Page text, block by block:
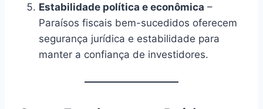
Estabilidade política e econômica –
Paraísos fiscais bem-sucedidos oferecem
segurança jurídica e estabilidade para
manter a confiança de investidores.